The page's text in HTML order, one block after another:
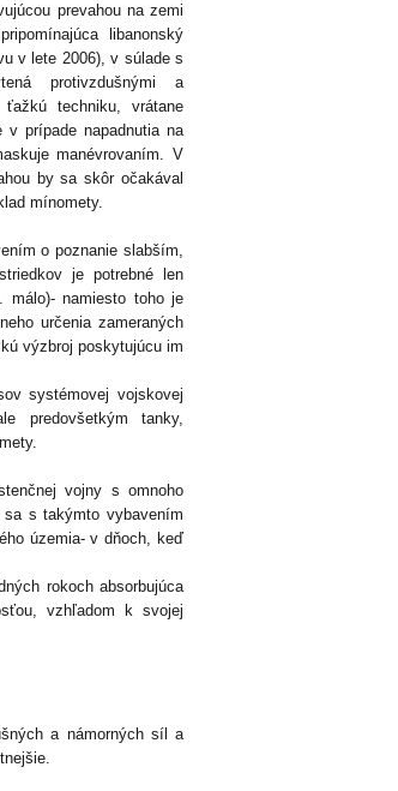
prevahou na zemi
libanonský
v lete 2006), v súlade s
protivzdušnými a
ťažkú techniku, vrátane
v prípade napadnutia na
manévrovaním. V
by sa skôr očakával
mínomety.
o poznanie slabším,
je potrebné len
málo)- namiesto toho je
určenia zameraných
výzbroj poskytujúcu im
systémovej vojskovej
predovšetkým tanky,
vojny s omnoho
s takýmto vybavením
územia- v dňoch, keď
rokoch absorbujúca
vzhľadom k svojej
a námorných síl a